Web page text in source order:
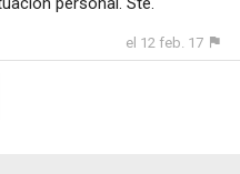
el 12 feb. 17